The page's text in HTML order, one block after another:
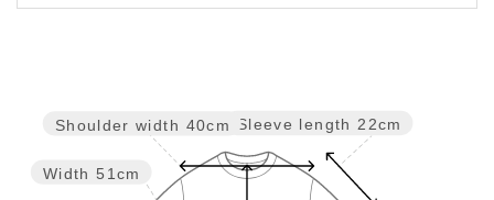
Sleeve length 22cm
Width 51cm
Shoulder width 40cm